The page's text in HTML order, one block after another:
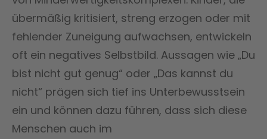
übermäßig kritisiert, streng erzogen oder mit
fehlender Zuneigung aufwachsen, entwickeln
oft ein negatives Selbstbild. Aussagen wie „Du
bist nicht gut genug“ oder „Das kannst du
nicht“ prägen sich tief ins Unterbewusstsein
ein und können dazu führen, dass sich diese
Menschen auch im